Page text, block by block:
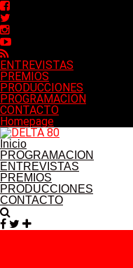
ENTREVISTAS
PREMIOS
PRODUCCIONES
PROGRAMACION
CONTACTO
Homepage
Inicio
PROGRAMACION
ENTREVISTAS
PREMIOS
PRODUCCIONES
CONTACTO